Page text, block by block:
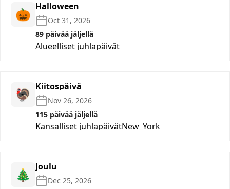
🎃 Halloween
Oct 31, 2026
89 päivää jäljellä
Alueelliset juhlapäivät
🦃 Kiitospäivä
Nov 26, 2026
115 päivää jäljellä
Kansalliset juhlapäivätNew_York
🎄 Joulu
Dec 25, 2026